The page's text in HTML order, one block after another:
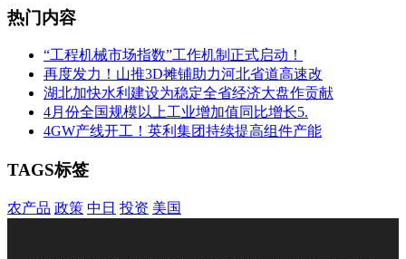
热门内容
“工程机械市场指数”工作机制正式启动！
再度发力！山推3D摊铺助力河北省道高速改
湖北加快水利建设为稳定全省经济大盘作贡献
4月份全国规模以上工业增加值同比增长5.
4GW产线开工！英利集团持续提高组件产能
TAGS标签
农产品 政策 中日 投资 美国